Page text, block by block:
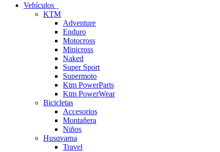
Vehículos
KTM
Adventure
Enduro
Motocross
Minicross
Naked
Super Sport
Supermoto
Ktm PowerParts
Ktm PowerWear
Bicicletas
Accesorios
Montañera
Niños
Husqvarna
Travel